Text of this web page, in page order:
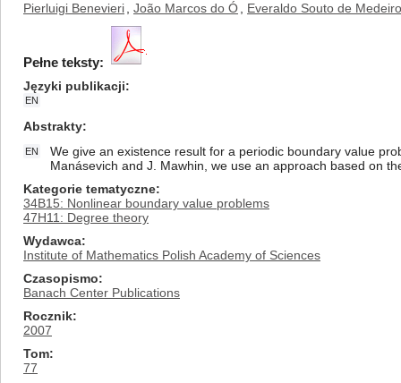
Pierluigi Benevieri João Marcos do Ó Everaldo Souto de
Pełne teksty:
Języki publikacji
EN
Abstrakty
EN
We give an existence result for a periodic boundary value
Manásevich and J. Mawhin, we use an approach based on
Kategorie tematyczne
34B15: Nonlinear boundary value problems
47H11: Degree theory
Wydawca
Institute of Mathematics Polish Academy of Sciences
Czasopismo
Banach Center Publications
Rocznik
2007
Tom
77